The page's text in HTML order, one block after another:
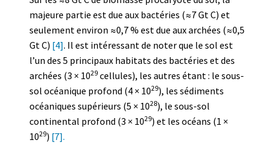
majeure partie est due aux bactéries (≈7 Gt C) et
seulement environ ≈0,7 % est due aux archées (≈0,5
Gt C) [4]. Il est intéressant de noter que le sol est
l’un des 5 principaux habitats des bactéries et des
archées (3 × 1029 cellules), les autres étant : le sous-
sol océanique profond (4 × 1029), les sédiments
océaniques supérieurs (5 × 1028), le sous-sol
continental profond (3 × 1029) et les océans (1 ×
1029) [7].